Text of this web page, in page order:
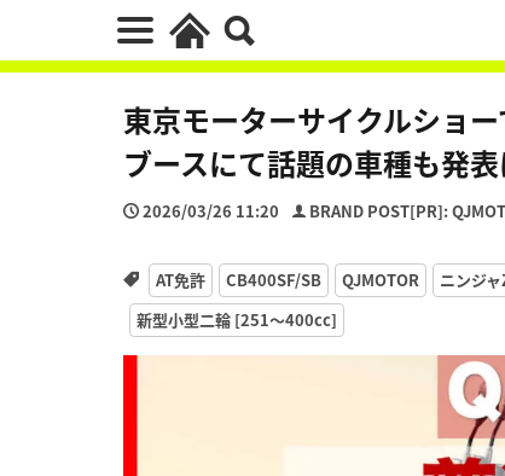
東京モーターサイクルショ
ブースにて話題の車種も発表
2026/03/26 11:20 BRAND POST[PR]:
AT免許 CB400SF/SB QJMOTOR ニンジ
新型小型二輪 [251〜400cc]